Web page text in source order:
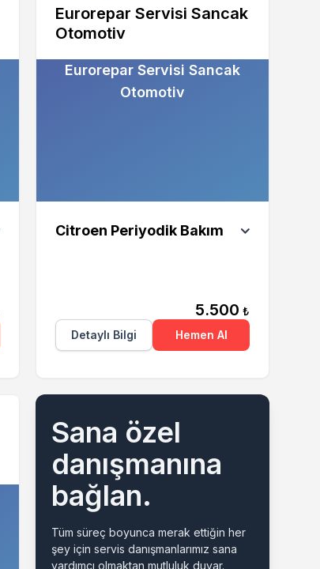
Eurorepar Servisi Sancak
Otomotiv
Eurorepar Servisi Sancak
Otomotiv
Citroen Periyodik Bakım
5.500 ₺
Detaylı Bilgi
Hemen Al
Sana özel
danışmanına
bağlan.
Tüm süreç boyunca merak ettiğin her
şey için servis danışmanlarımız sana
yardımcı olmaktan mutluluk duyar.